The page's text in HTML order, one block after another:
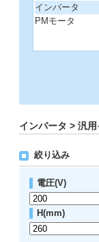
インバータ
PMモータ
インバータ > 汎
絞り込み
電圧(V)
H(mm)